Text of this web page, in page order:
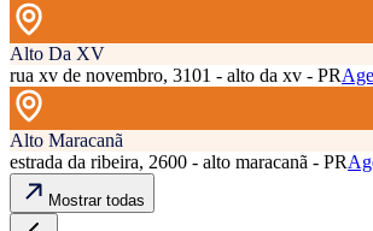
Alto Da XV
rua xv de novembro, 3101 - alto da xv - PR
Alto Maracanã
estrada da ribeira, 2600 - alto maracanã - PR
Mostrar todas